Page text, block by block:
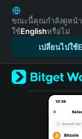
English
日本語
Tiếng Việt
Español
Türkçe
Italiano
ขณะนี้คุณกำลังดูหน้
ใช้Englishหรือไม่
เปลี่ยนไปใช้